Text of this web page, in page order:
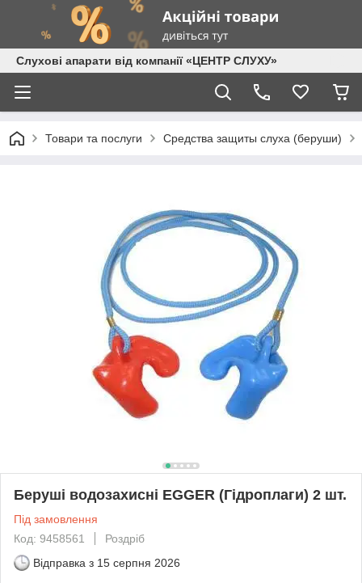
Слухові апарати від компанії «ЦЕНТР СЛУХУ»
Товари та послуги Средства защиты слуха (беруши)
Беруші водозахисні EGGER (Гідроплаги) 2 шт.
Під замовлення
Код: 9458561
Роздріб
Відправка з 15 серпня 2026